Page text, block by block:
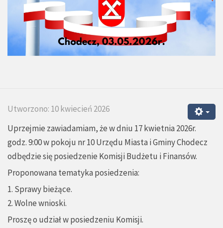
Utworzono: 10 kwiecień 2026
Uprzejmie zawiadamiam, że w dniu 17 kwietnia 2026r.
godz. 9:00 w pokoju nr 10 Urzędu Miasta i Gminy Chodecz
odbędzie się posiedzenie Komisji Budżetu i Finansów.
Proponowana tematyka posiedzenia:
1. Sprawy bieżące.
2. Wolne wnioski.
Proszę o udział w posiedzeniu Komisji.